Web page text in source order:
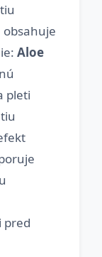
obsahuje
Aloe
pleti
pred